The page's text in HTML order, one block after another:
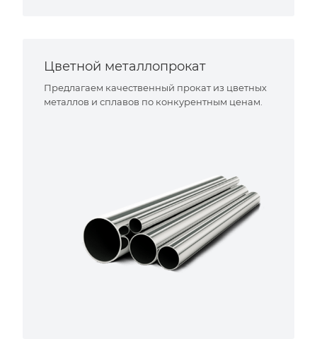
Цветной металлопрокат
Предлагаем качественный прокат из цветных
металлов и сплавов по конкурентным ценам.